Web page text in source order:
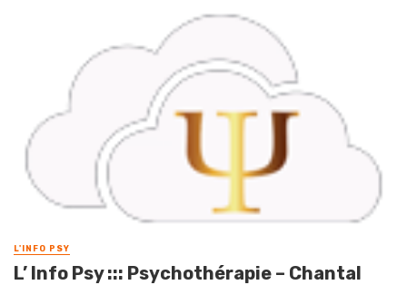
L'INFO PSY
L’ Info Psy ::: Psychothérapie – Chantal